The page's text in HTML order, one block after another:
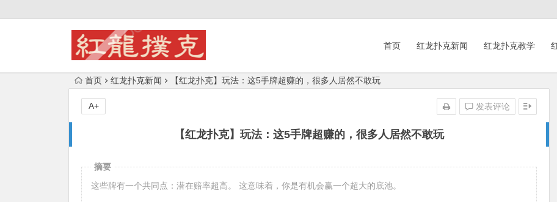
首页 红龙扑克新闻 红龙扑克教学
首页 红龙扑克新闻 【红龙扑克】玩法：这5手牌超赚的，很多人居然不敢玩
【红龙扑克】玩法：这5手牌超赚的，很多人居然不敢玩
发表评论
A+
摘要
这些牌有一个共同点：潜在赔率超高。 这意味着，你是有机会赢一个超大的底池。